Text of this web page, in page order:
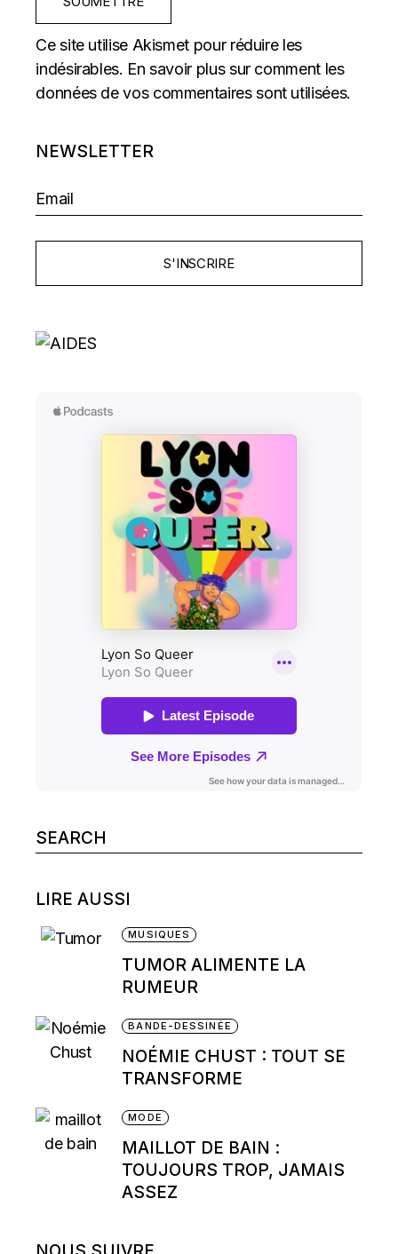
Ce site utilise Akismet pour réduire les
indésirables. En savoir plus sur comment les
données de vos commentaires sont utilisées.
NEWSLETTER
S'INSCRIRE
Search
for:
LIRE AUSSI
MUSIQUES
TUMOR ALIMENTE LA
RUMEUR
BANDE-DESSINÉE
NOÉMIE CHUST : TOUT SE
TRANSFORME
MODE
MAILLOT DE BAIN :
TOUJOURS TROP, JAMAIS
ASSEZ